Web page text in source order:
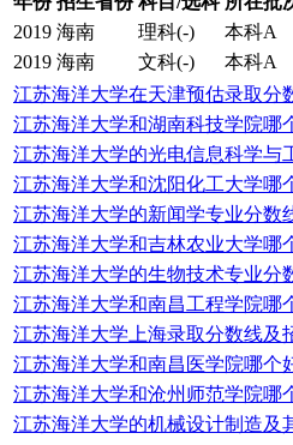
2019 海南 理科(-) 本科A
2019 海南 文科(-) 本科A
江苏海洋大学在天津预估录取分
江苏海洋大学和湖南科技学院哪
江苏海洋大学的光电信息科学与
江苏海洋大学和沈阳化工大学哪
江苏海洋大学的新闻学专业分数
江苏海洋大学和吉林农业大学哪
江苏海洋大学的生物技术专业分
江苏海洋大学和南昌工程学院哪
江苏海洋大学上海录取分数线及
江苏海洋大学和南昌医学院哪个
江苏海洋大学和沧州师范学院哪
江苏海洋大学的机械设计制造及